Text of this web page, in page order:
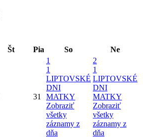
Št Pia So Ne
31
1
1
LIPTOVSKÉ
DNI
MATKY
Zobraziť
všetky
záznamy z
dňa
2
1
LIPTOVSKÉ
DNI
MATKY
Zobraziť
všetky
záznamy z
dňa